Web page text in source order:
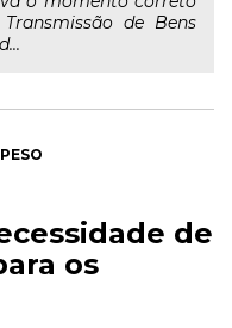
de Bens
de
os